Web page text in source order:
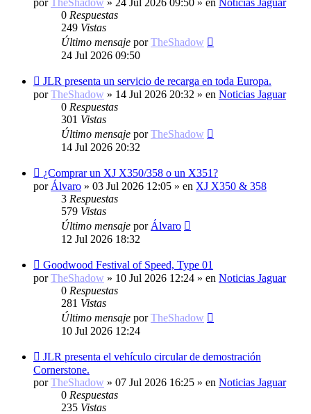
0 Respuestas
249 Vistas
Último mensaje porTheShadow
24 Jul 2026 09:50
Nuevo
mensaje
JLR presenta un servicio de recarga en toda Europa.
porTheShadow » 14 Jul 2026 20:32 » en Noticias Jaguar
0 Respuestas
301 Vistas
Último mensaje porTheShadow
14 Jul 2026 20:32
Nuevo
mensaje
¿Comprar un XJ X350/358 o un X351?
por Álvaro » 03 Jul 2026 12:05 » en XJ X350 & 358
3 Respuestas
579 Vistas
Último mensaje por Álvaro
12 Jul 2026 18:32
Nuevo
mensaje
Goodwood Festival of Speed, Type 01
porTheShadow » 10 Jul 2026 12:24 » en Noticias Jaguar
0 Respuestas
281 Vistas
Último mensaje porTheShadow
10 Jul 2026 12:24
Nuevo
mensaje
JLR presenta el vehículo circular de demostración
Cornerstone.
porTheShadow » 07 Jul 2026 16:25 » en Noticias Jaguar
0 Respuestas
235 Vistas